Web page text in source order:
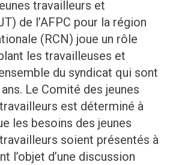
travailleurs et
de l’AFPC pour la région
(RCN) joue un rôle
les travailleuses et
du syndicat qui sont
Le Comité des jeunes
est déterminé à
les besoins des jeunes
soient présentés à
l’objet d’une discussion